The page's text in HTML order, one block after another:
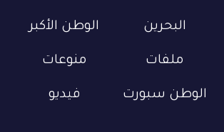
البحرين الوطن الأكبر
ملفات منوعات
الوطن سبورت فيديو